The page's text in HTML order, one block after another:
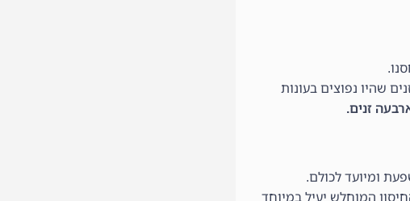
שהיו נפוצים בעונות
ומיועד לכולם.
– רק לבריאים, ללא מחלות רקע. החיסון המוחלש יעיל במיוחד